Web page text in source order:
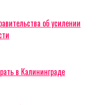
об усилении
в Калининграде